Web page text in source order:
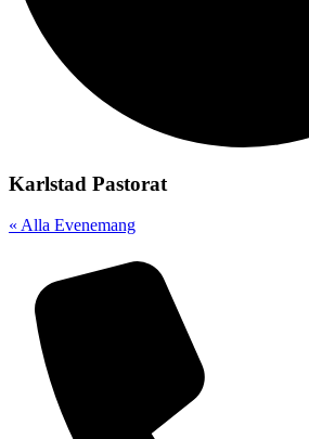
Karlstad Pastorat
« Alla Evenemang